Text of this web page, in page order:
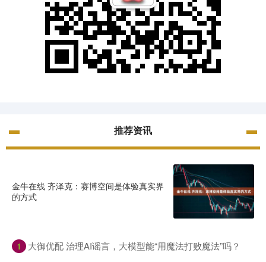
推荐资讯
金牛在线 齐泽克：赛博空间是体验真实界
的方式
1 大御优配 治理AI谣言，大模型能“用魔法打败魔法”吗？